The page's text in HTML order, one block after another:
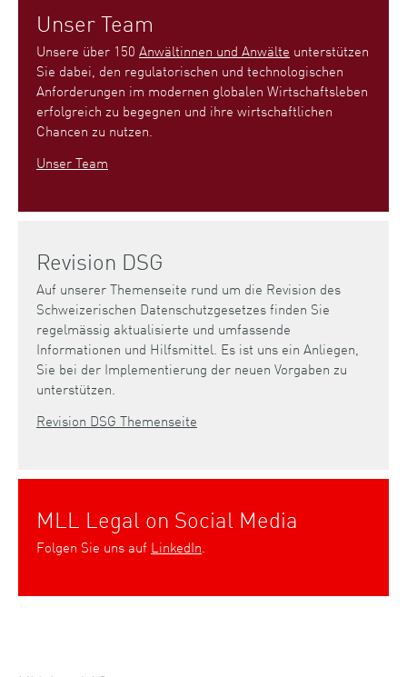
Unser Team
Unsere über 150 Anwältinnen und Anwälte unterstützen
Sie dabei, den regulatorischen und technologischen
Anforderungen im modernen globalen Wirtschaftsleben
erfolgreich zu begegnen und ihre wirtschaftlichen
Chancen zu nutzen.
Unser Team
Revision DSG
Auf unserer Themenseite rund um die Revision des
Schweizerischen Datenschutzgesetzes finden Sie
regelmässig aktualisierte und umfassende
Informationen und Hilfsmittel. Es ist uns ein Anliegen,
Sie bei der Implementierung der neuen Vorgaben zu
unterstützen.
Revision DSG Themenseite
MLL Legal on Social Media
Folgen Sie uns auf LinkedIn.